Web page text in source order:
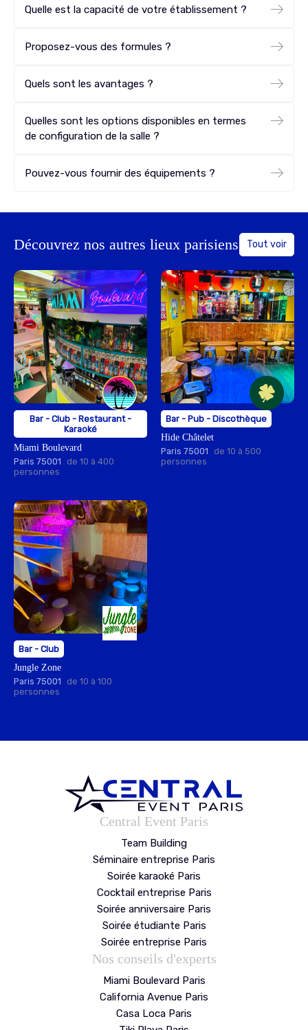
Quelle est la capacité de votre établissement ?
Proposez-vous des formules ?
Quels sont les avantages ?
Quelles sont les options disponibles en termes
de configuration de la salle ?
Pouvez-vous fournir des équipements ?
Découvrez nos autres lieux parisiens Tout voir
Bar - Club - Restaurant -
Karaoké
Miami Boulevard
Paris 75001
de 10 à 400
personnes
Bar - Pub - Discothèque
Hide Châtelet
Paris 75001
de 10 à 500
personnes
Bar - Club
Jungle Zone
Paris 75001
de 10 à 100
personnes
Central Event Paris
Team Building
Séminaire entreprise Paris
Soirée karaoké Paris
Cocktail entreprise Paris
Soirée anniversaire Paris
Soirée étudiante Paris
Soirée entreprise Paris
Nos conseils d'experts
Miami Boulevard Paris
California Avenue Paris
Casa Loca Paris